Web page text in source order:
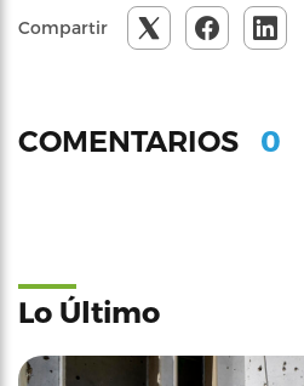
Compartir
COMENTARIOS 0
Lo Último